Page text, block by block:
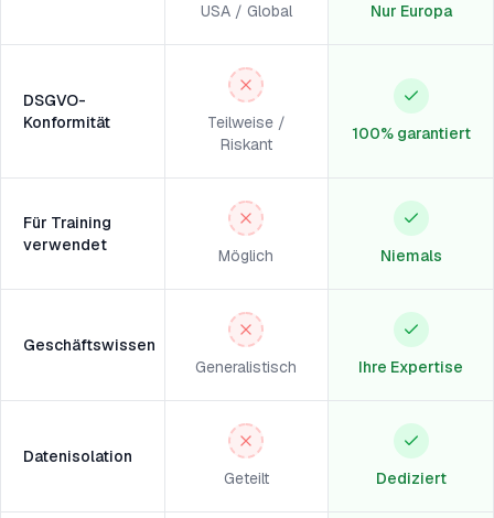
USA / Global
Nur Europa
DSGVO-
Konformität
Teilweise /
Riskant
100% garantiert
Für Training
verwendet
Möglich Niemals
Geschäftswissen
Generalistisch
Ihre Expertise
Datenisolation
Geteilt
Dediziert